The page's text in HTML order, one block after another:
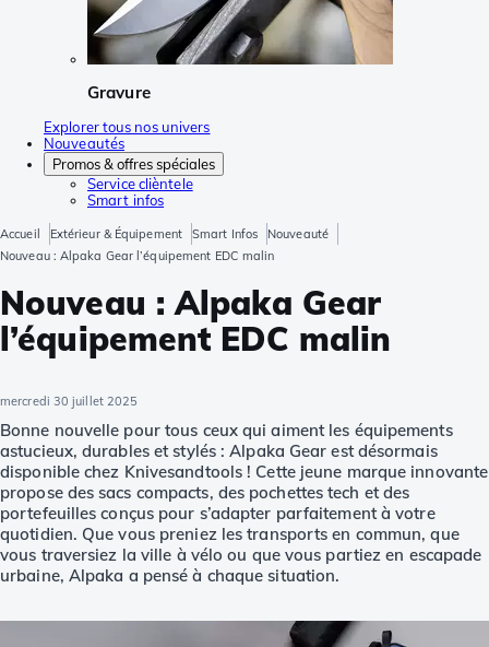
Gravure
Explorer tous nos univers
Nouveautés
Promos & offres spéciales
Service clièntele
Smart infos
Accueil Extérieur & Équipement Smart Infos
Nouveauté
Nouveau : Alpaka Gear l’équipement EDC malin
Nouveau : Alpaka Gear
l’équipement EDC malin
mercredi 30 juillet 2025
Bonne nouvelle pour tous ceux qui aiment les équipements
astucieux, durables et stylés : Alpaka Gear est désormais
disponible chez Knivesandtools ! Cette jeune marque innovante
propose des sacs compacts, des pochettes tech et des
portefeuilles conçus pour s’adapter parfaitement à votre
quotidien. Que vous preniez les transports en commun, que
vous traversiez la ville à vélo ou que vous partiez en escapade
urbaine, Alpaka a pensé à chaque situation.